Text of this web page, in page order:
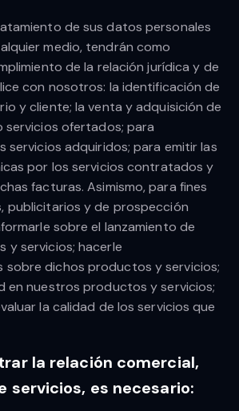
de sus datos personales
medio, tendrán como
de la relación jurídica y de
con nosotros: la identificación de
y cliente; la venta y adquisición de
ofertados; para
servicios adquiridos; para emitir las
por los servicios contratados y
facturas. Asimismo, para fines
publicitarios y de prospección
sobre el lanzamiento de
y servicios; hacerle
sobre dichos productos y servicios;
en nuestros productos y servicios;
la calidad de los servicios que
la relación comercial,
servicios, es necesario: